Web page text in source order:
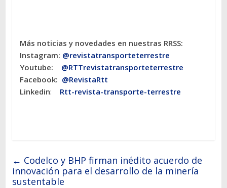
Más noticias y novedades en nuestras RRSS:
Instagram: @revistatransporteterrestre
Youtube: @RTTrevistatransporteterrestre
Facebook: @RevistaRtt
Linkedin: Rtt-revista-transporte-terrestre
← Codelco y BHP firman inédito acuerdo de
innovación para el desarrollo de la minería
sustentable